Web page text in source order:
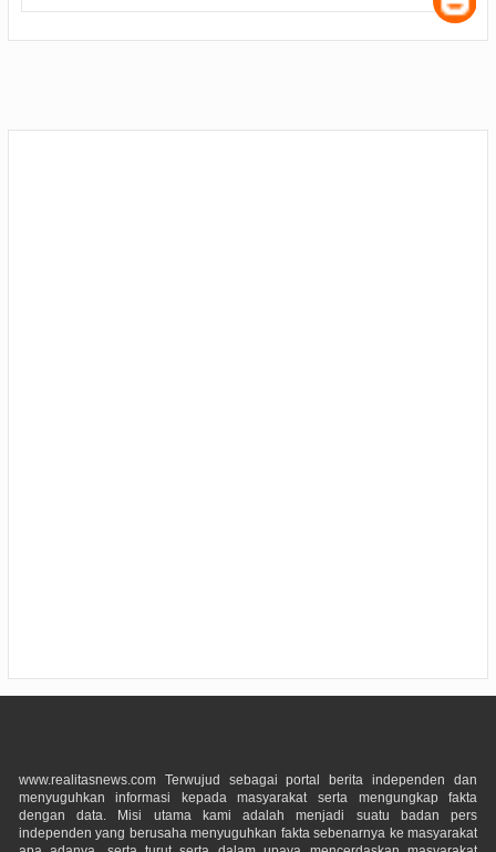
www.realitasnews.com Terwujud sebagai portal berita independen dan
menyuguhkan informasi kepada masyarakat serta mengungkap fakta
dengan data. Misi utama kami adalah menjadi suatu badan pers
independen yang berusaha menyuguhkan fakta sebenarnya ke masyarakat